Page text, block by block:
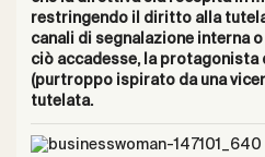
restringendo il diritto alla
canali di segnalazione interna o
ciò accadesse, la protagonista
(purtroppo ispirato da una
tutelata.